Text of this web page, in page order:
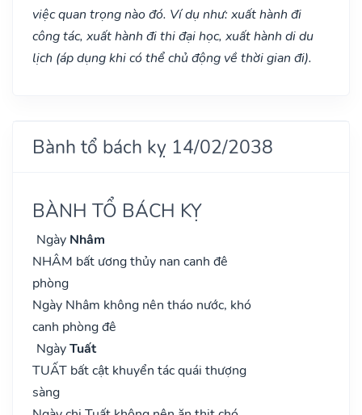
việc quan trọng nào đó. Ví dụ như: xuất hành đi
công tác, xuất hành đi thi đại học, xuất hành di du
lịch (áp dụng khi có thể chủ động về thời gian đi).
Bành tổ bách kỵ 14/02/2038
BÀNH TỔ BÁCH KỴ
Ngày Nhâm
NHÂM bất ương thủy nan canh đê
phòng
Ngày Nhâm không nên tháo nước, khó
canh phòng đê
NgàyTuất
TUẤT bất cật khuyển tác quái thượng
sàng